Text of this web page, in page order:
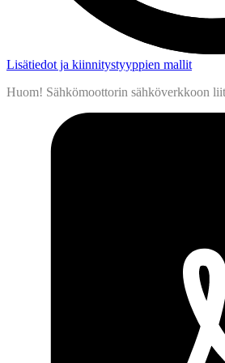
Lisätiedot ja kiinnitystyyppien mallit
Huom! Sähkömoottorin sähköverkkoon